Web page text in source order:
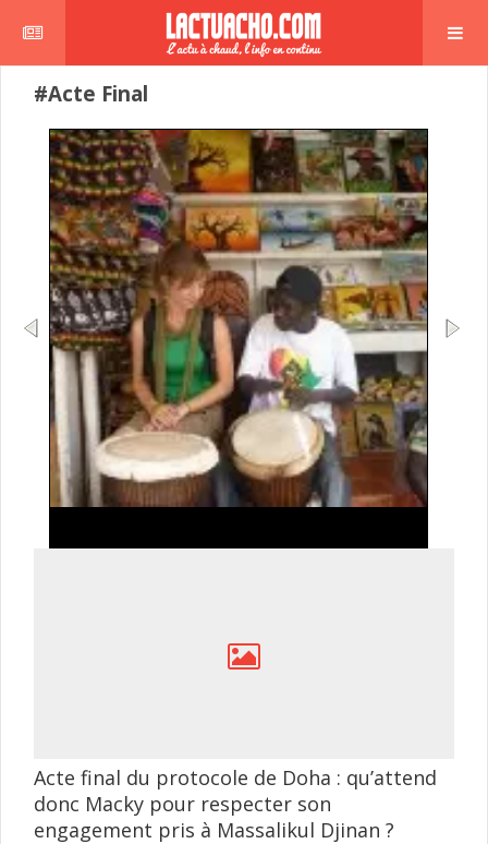
#Acte Final
Acte final du protocole de Doha : qu’attend
donc Macky pour respecter son
engagement pris à Massalikul Djinan ?